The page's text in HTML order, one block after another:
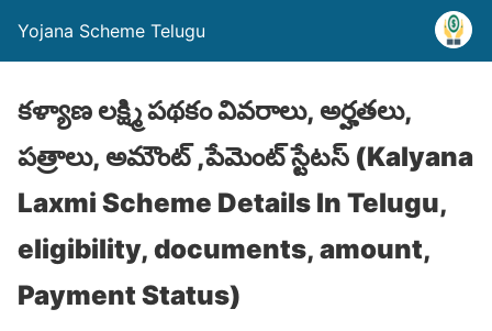
Yojana Scheme Telugu
కళ్యాణ లక్ష్మి పథకం వివరాలు, అర్హతలు,
పత్రాలు, అమౌంట్ ,పేమెంట్ స్టేటస్ (Kalyana
Laxmi Scheme Details In Telugu,
eligibility, documents, amount,
Payment Status)